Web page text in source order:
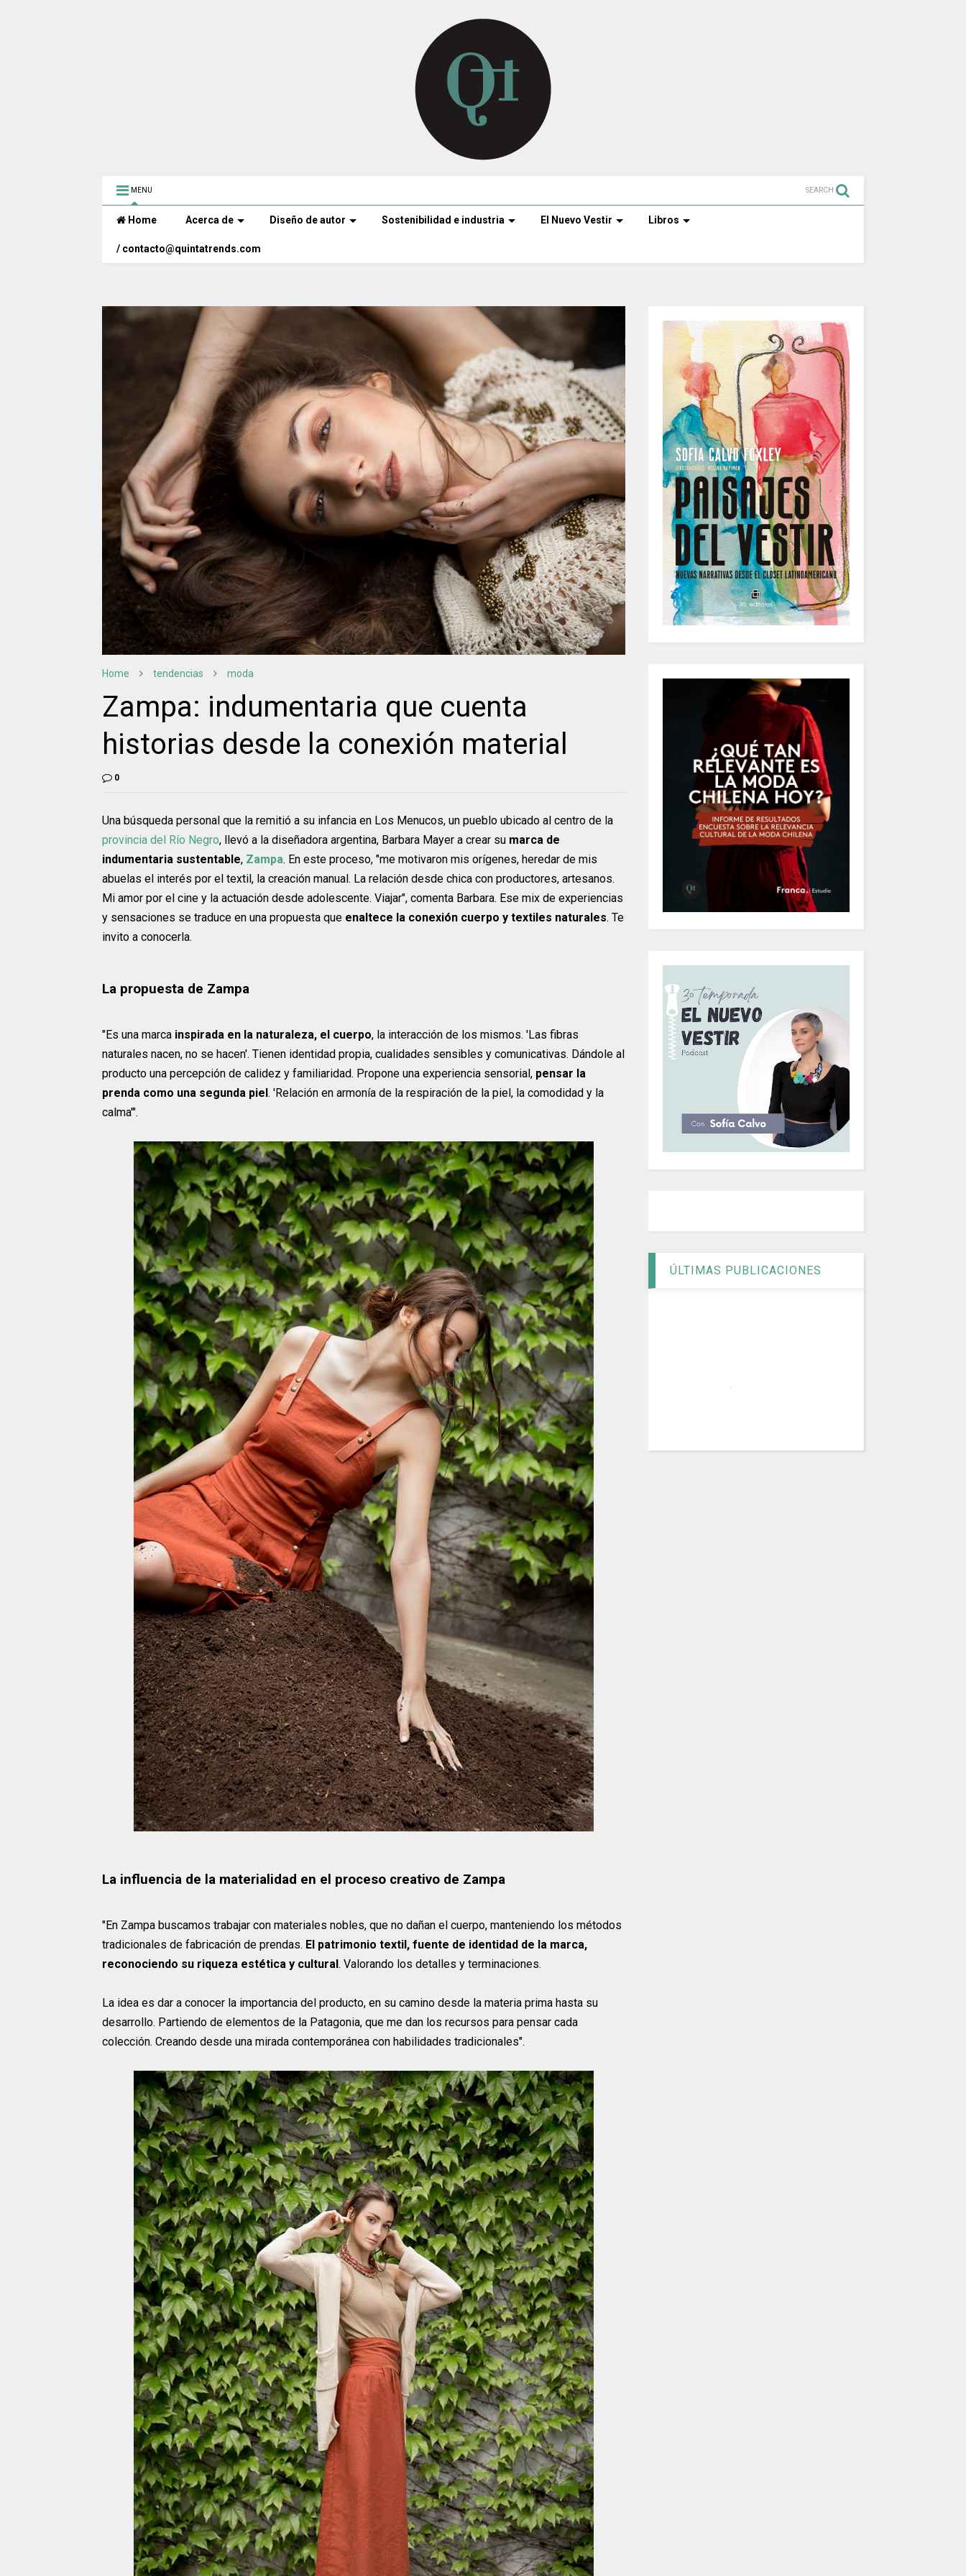
MENU SEARCH
Home Acerca de Diseño de autor Sostenibilidad e industria El Nuevo Vestir Libros
/ contacto@quintatrends.com
Home tendencias moda
Zampa: indumentaria que cuenta
historias desde la conexión material
0
Una búsqueda personal que la remitió a su infancia en Los Menucos, un pueblo ubicado al centro de la
provincia del Río Negro, llevó a la diseñadora argentina, Barbara Mayer a crear su marca de
indumentaria sustentable, Zampa. En este proceso, "me motivaron mis orígenes, heredar de mis
abuelas el interés por el textil, la creación manual. La relación desde chica con productores, artesanos.
Mi amor por el cine y la actuación desde adolescente. Viajar", comenta Barbara. Ese mix de experiencias
y sensaciones se traduce en una propuesta que enaltece la conexión cuerpo y textiles naturales. Te
invito a conocerla.
La propuesta de Zampa
"Es una marca inspirada en la naturaleza, el cuerpo, la interacción de los mismos. 'Las fibras
naturales nacen, no se hacen'. Tienen identidad propia, cualidades sensibles y comunicativas. Dándole al
producto una percepción de calidez y familiaridad. Propone una experiencia sensorial, pensar la
prenda como una segunda piel . 'Relación en armonía de la respiración de la piel, la comodidad y la
calma'".
La influencia de la materialidad en el proceso creativo de Zampa
"En Zampa buscamos trabajar con materiales nobles, que no dañan el cuerpo, manteniendo los métodos
tradicionales de fabricación de prendas. El patrimonio textil, fuente de identidad de la marca,
reconociendo su riqueza estética y cultural . Valorando los detalles y terminaciones.
La idea es dar a conocer la importancia del producto, en su camino desde la materia prima hasta su
desarrollo. Partiendo de elementos de la Patagonia, que me dan los recursos para pensar cada
colección. Creando desde una mirada contemporánea con habilidades tradicionales".
ÚLTIMAS PUBLICACIONES